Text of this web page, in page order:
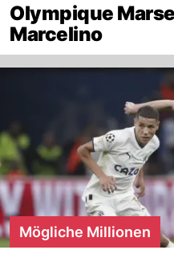
Olympique
Marcelino
Mögliche Millionen